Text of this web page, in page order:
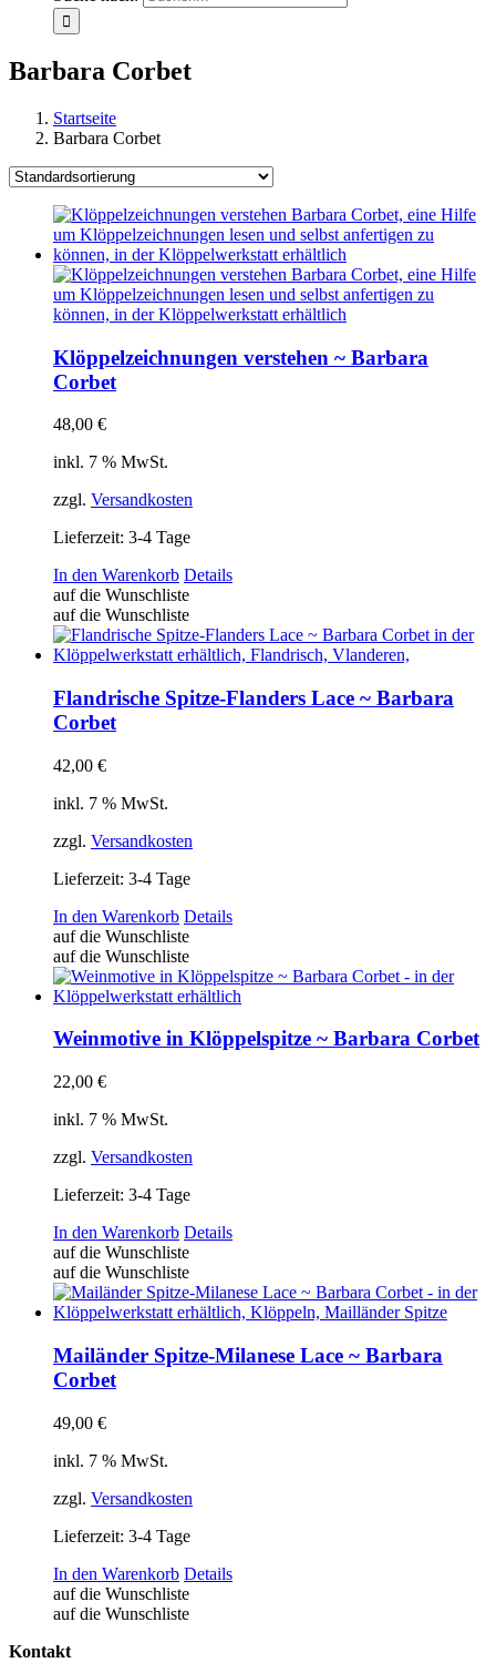
Barbara Corbet
Startseite
Barbara Corbet
Klöppelzeichnungen verstehen ~ Barbara
Corbet
48,00 €
inkl. 7 % MwSt.
zzgl. Versandkosten
Lieferzeit: 3-4 Tage
In den Warenkorb Details
auf die Wunschliste
auf die Wunschliste
Flandrische Spitze-Flanders Lace ~ Barbara
Corbet
42,00 €
inkl. 7 % MwSt.
zzgl. Versandkosten
Lieferzeit: 3-4 Tage
In den Warenkorb Details
auf die Wunschliste
auf die Wunschliste
Weinmotive in Klöppelspitze ~ Barbara Corbet
22,00 €
inkl. 7 % MwSt.
zzgl. Versandkosten
Lieferzeit: 3-4 Tage
In den Warenkorb Details
auf die Wunschliste
auf die Wunschliste
Mailänder Spitze-Milanese Lace ~ Barbara
Corbet
49,00 €
inkl. 7 % MwSt.
zzgl. Versandkosten
Lieferzeit: 3-4 Tage
In den Warenkorb Details
auf die Wunschliste
auf die Wunschliste
Kontakt